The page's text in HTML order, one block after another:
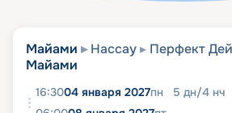
Майами Нассау
Перфект
Майами
16:3004 января 2027пн 5 дн/4 нч